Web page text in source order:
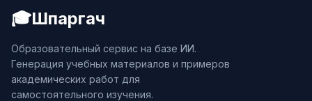
🎓Шпаргач
Образовательный сервис на базе ИИ.
Генерация учебных материалов и примеров
академических работ для
самостоятельного изучения.